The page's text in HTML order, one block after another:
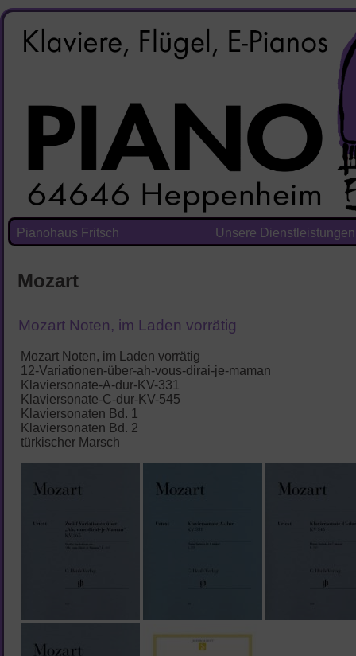
Pianohaus Fritsch Unsere Dienstleistungen
Mozart
Mozart Noten, im Laden vorrätig
Mozart Noten, im Laden vorrätig
12-Variationen-über-ah-vous-dirai-je-maman
Klaviersonate-A-dur-KV-331
Klaviersonate-C-dur-KV-545
Klaviersonaten Bd. 1
Klaviersonaten Bd. 2
türkischer Marsch